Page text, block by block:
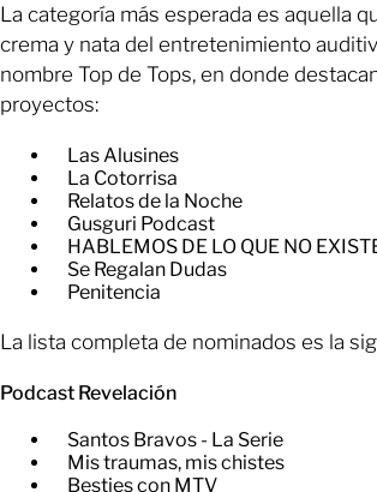
La categoría más esperada es aquella
crema y nata del entretenimiento
nombre Top de Tops, en donde
proyectos:
Las Alusines
La Cotorrisa
Relatos de la Noche
Gusguri Podcast
HABLEMOS DE LO QUE NO
Se Regalan Dudas
Penitencia
La lista completa de nominados es la
Podcast Revelación
Santos Bravos - La Serie
Mis traumas, mis chistes
Besties con MTV